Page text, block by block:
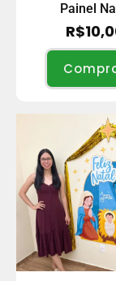
Painel
R$